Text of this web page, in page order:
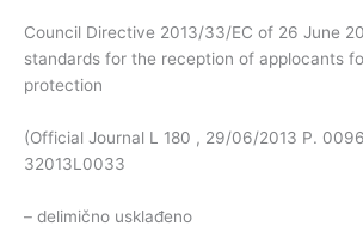
Council Directive 2013/33/EC of 26 June
standards for the reception of applocants
protection
(Official Journal L 180 , 29/06/2013 P. 0096
32013L0033
– delimično usklađeno